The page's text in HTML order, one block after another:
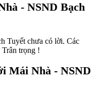
- NSND Bạch
Tuyết chưa có lời. Các
Trân trọng !
Mái Nhà - NSND